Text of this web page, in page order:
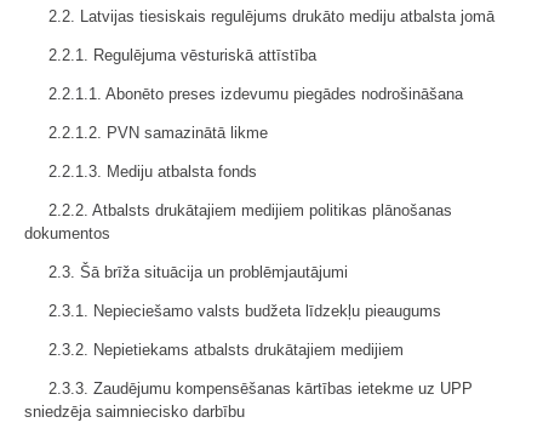
2.2. Latvijas tiesiskais regulējums drukāto mediju atbalsta jomā
2.2.1. Regulējuma vēsturiskā attīstība
2.2.1.1. Abonēto preses izdevumu piegādes nodrošināšana
2.2.1.2. PVN samazinātā likme
2.2.1.3. Mediju atbalsta fonds
2.2.2. Atbalsts drukātajiem medijiem politikas plānošanas
dokumentos
2.3. Šā brīža situācija un problēmjautājumi
2.3.1. Nepieciešamo valsts budžeta līdzekļu pieaugums
2.3.2. Nepietiekams atbalsts drukātajiem medijiem
2.3.3. Zaudējumu kompensēšanas kārtības ietekme uz UPP
sniedzēja saimniecisko darbību